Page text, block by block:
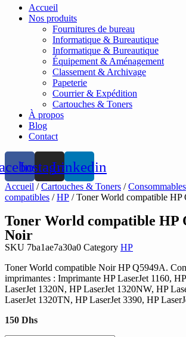
Accueil
Nos produits
Fournitures de bureau
Informatique & Bureautique
Informatique & Bureautique
Équipement & Aménagement
Classement & Archivage
Papeterie
Courrier & Expédition
Cartouches & Toners
À propos
Blog
Contact
InstagramLinkedin
Accueil /Cartouches & Toners /Consommables
compatibles /HP / Toner World compatible
Toner World compatible HP
Noir
SKU 7ba1ae7a30a0 Category HP
Toner World compatible Noir HP Q5949A.
imprimantes : Imprimante HP LaserJet 1160,
LaserJet 1320N, HP LaserJet 1320NW, HP
LaserJet 1320TN, HP LaserJet 3390, HP
150 Dhs